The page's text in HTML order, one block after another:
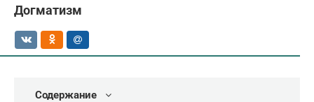
Догматизм
Содержание